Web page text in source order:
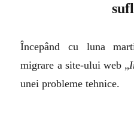
Începând cu luna
migrare a site-ului web „
unei probleme tehnice.